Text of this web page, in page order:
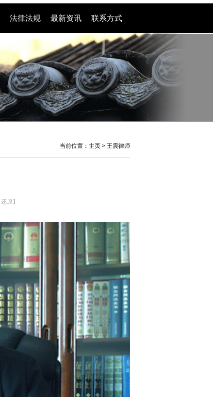
法律法规 最新资讯 联系方式
当前位置： 主页 > 王震律师
还原 】